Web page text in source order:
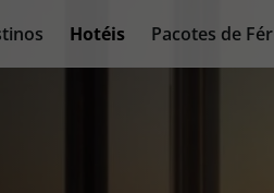
Hotéis
Pacotes de
Blog TopViagens